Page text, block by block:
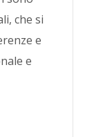
che si
e
e